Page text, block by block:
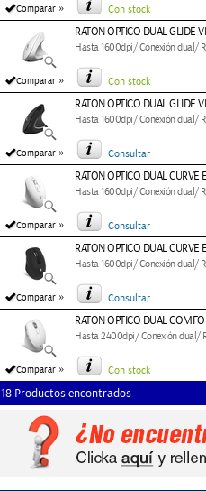
Comparar » Con stock
Comparar »
RATON OPTICO DUAL GLIDE
Hasta 1600dpi/ Conexión dual/
Con stock
Comparar »
RATON OPTICO DUAL GLIDE
Hasta 1600dpi/ Conexión dual/
Consultar
Comparar »
RATON OPTICO DUAL CURVE
Hasta 1600dpi/ Conexión dual/
Consultar
Comparar »
RATON OPTICO DUAL CURVE
Hasta 1600dpi/ Conexión dual/
Consultar
Comparar »
RATON OPTICO DUAL
Hasta 2400dpi/ Conexión dual/
Con stock
18 Productos encontrados